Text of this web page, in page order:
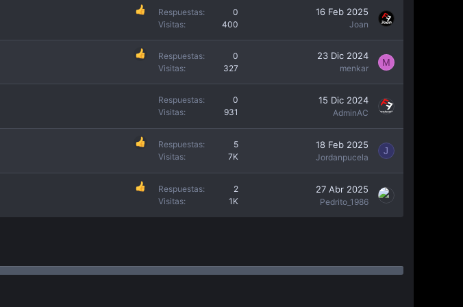
Respuestas
0
Visitas
400
16 Feb 2025
Joan
Respuestas
0
Visitas
327
23 Dic 2024
menkar
M
Respuestas
0
Visitas
931
15 Dic 2024
AdminAC
Respuestas
5
Visitas
7K
18 Feb 2025
Jordanpucela
J
Respuestas
2
Visitas
1K
27 Abr 2025
Pedrito_1986